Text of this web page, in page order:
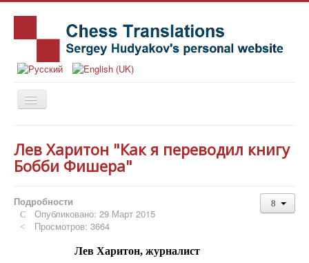
Книги
Статьи
История
Лев Харитон "Как я переводил книгу
Бобби Фишера"
Подробности
Опубликовано: 29 Март 2015
Просмотров: 3664
Лев Харитон, журналист